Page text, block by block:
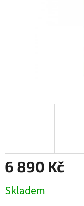
6 890 Kč
cena:
Skladem